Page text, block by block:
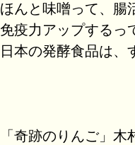
ほんと味噌って、腸
免疫力アップするっ
日本の発酵食品は、
「奇跡のりんご」